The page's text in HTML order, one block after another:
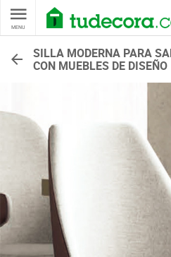
MENU
SILLA MODERNA PARA
CON MUEBLES DE DISEÑO